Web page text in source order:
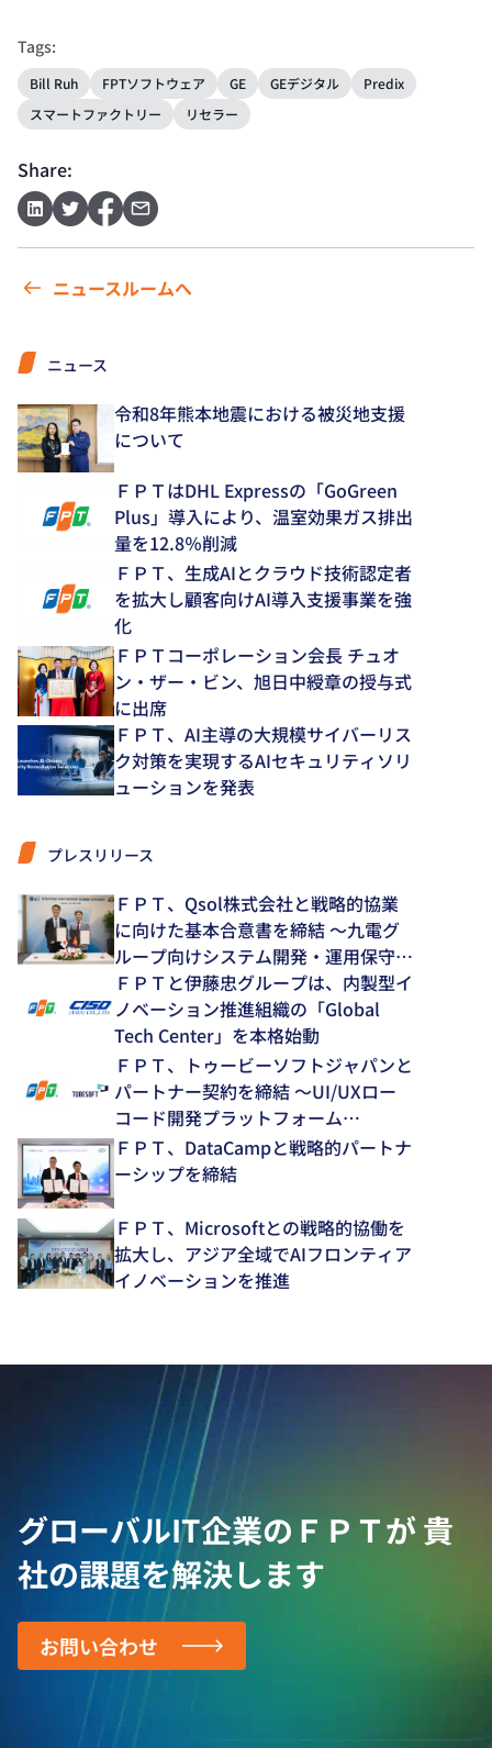
Tags:
Bill Ruh FPTソフトウェア GE GEデジタル
Predix
スマートファクトリー
リセラー
Share:
ニュースルームへ
ニュース
令和8年熊本地震における被災地支援
について
ＦＰＴはDHL Expressの「GoGreen
Plus」導入により、温室効果ガス排出
量を12.8％削減
ＦＰＴ、生成AIとクラウド技術認定者
を拡大し顧客向けAI導入支援事業を強
化
ＦＰＴコーポレーション会長 チュオ
ン・ザー・ビン、旭日中綬章の授与式
に出席
ＦＰＴ、AI主導の大規模サイバーリス
ク対策を実現するAIセキュリティソリ
ューションを発表
プレスリリース
ＦＰＴ、Qsol株式会社と戦略的協業
に向けた基本合意書を締結 ～九電グ
ループ向けシステム開発・運用保守領
域で中長期的な協業を推進～
ＦＰＴと伊藤忠グループは、内製型イ
ノベーション推進組織の「Global
Tech Center」を本格始動
ＦＰＴ、トゥービーソフトジャパンと
パートナー契約を締結 ～UI/UXロー
コード開発プラットフォーム
「NEXACRO」の技術支援体制を強化
～
ＦＰＴ、DataCampと戦略的パートナ
ーシップを締結
ＦＰＴ、Microsoftとの戦略的協働を
拡大し、アジア全域でAIフロンティア
イノベーションを推進
グローバルIT企業のＦＰＴが貴
社の課題を解決します
お問い合わせ